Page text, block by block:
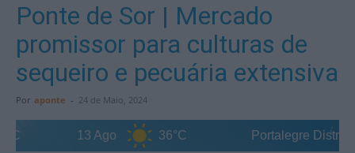
Ponte de Sor | Mercado
promissor para culturas de
sequeiro e pecuária extensiva
Por aponte - 24 de Maio, 2024
13 Ago 36°C Portalegre District